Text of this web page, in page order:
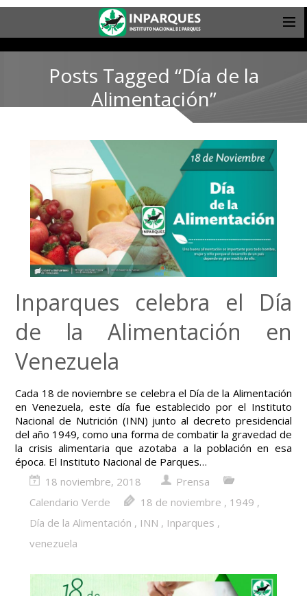
Posts Tagged “Día de la
Alimentación”
Inparques celebra el Día
de la Alimentación en
Venezuela
Cada 18 de noviembre se celebra el Día de la Alimentación
en Venezuela, este día fue establecido por el Instituto
Nacional de Nutrición (INN) junto al decreto presidencial
del año 1949, como una forma de combatir la gravedad de
la crisis alimentaria que azotaba a la población en esa
época. El Instituto Nacional de Parques…
18 noviembre, 2018
Prensa
Calendario Verde
18 de noviembre , 1949 ,
Día de la Alimentación , INN , Inparques ,
venezuela